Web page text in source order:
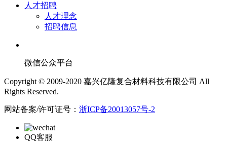
人才招聘
人才理念
招聘信息
微信公众平台
Copyright © 2009-2020 嘉兴亿隆复合材料科技有限公司 All
Rights Reserved.
网站备案/许可证号： 浙ICP备20013057号-2
QQ客服